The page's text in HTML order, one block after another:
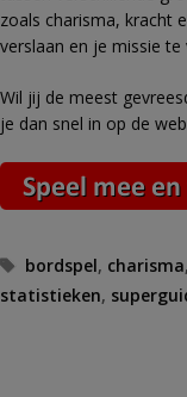
zoals charisma, kracht
verslaan en je missie te
Wil jij de meest
je dan snel in op de
Tags
bordspel, charisma,
statistieken,